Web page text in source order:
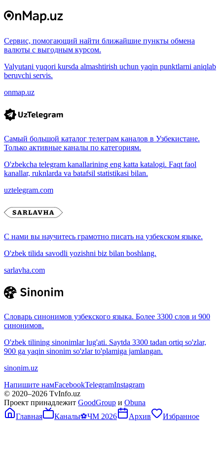
Сервис, помогающий найти ближайшие пункты обмена
валюты с выгодным курсом.
Valyutani yuqori kursda almashtirish uchun yaqin punktlarni aniqlab
beruvchi servis.
onmap.uz
Самый большой каталог телеграм каналов в Узбекистане.
Только активные каналы по категориям.
O'zbekcha telegram kanallarining eng katta katalogi. Faqt faol
kanallar, ruknlarda va batafsil statistikasi bilan.
uztelegram.com
С нами вы научитесь грамотно писать на узбекском языке.
O'zbek tilida savodli yozishni biz bilan boshlang.
sarlavha.com
Словарь синонимов узбекского языка. Более 3300 слов и 900
синонимов.
O'zbek tilining sinonimlar lug'ati. Saytda 3300 tadan ortiq so'zlar,
900 ga yaqin sinonim so'zlar to'plamiga jamlangan.
sinonim.uz
Напишите намFacebookTelegramInstagram
© 2020–2026 TvInfo.uz
Проект принадлежит GoodGroup и Obuna
Главная
Каналы⚽ЧМ 2026 Архив Избранное